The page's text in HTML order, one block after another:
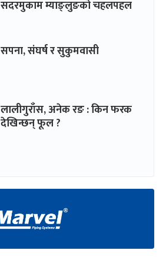
सदरमुकाम म्याङ्लुङको चहलपहल
सपना, संघर्ष र सुकुमवासी
लालीगुराँस, अनेक रङ : किन फरक
देखिन्छन् फूल ?